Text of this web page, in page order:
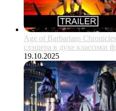
Age of Barbarians
слэшера в духе классики
19.10.2025